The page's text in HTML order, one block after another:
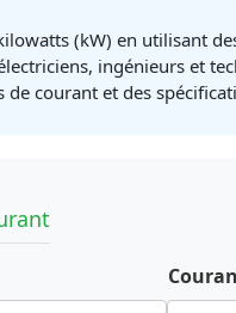
(kW) en utilisant
ingénieurs et
courant et des